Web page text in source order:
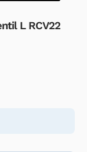
L RCV22